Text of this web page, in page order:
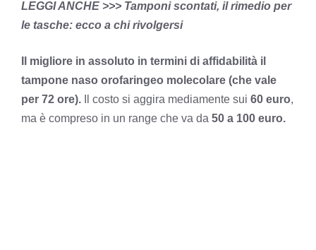
LEGGI ANCHE >>> Tamponi scontati, il rimedio per
le tasche: ecco a chi rivolgersi
Il migliore in assoluto in termini di affidabilità il
tampone naso orofaringeo molecolare (che vale
per 72 ore). Il costo si aggira mediamente sui 60 euro,
ma è compreso in un range che va da 50 a 100 euro.